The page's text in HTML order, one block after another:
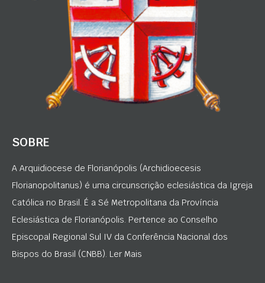
SOBRE
A Arquidiocese de Florianópolis (Archidioecesis
Florianopolitanus) é uma circunscrição eclesiástica da Igreja
Católica no Brasil. É a Sé Metropolitana da Província
Eclesiástica de Florianópolis. Pertence ao Conselho
Episcopal Regional Sul IV da Conferência Nacional dos
Bispos do Brasil (CNBB). Ler Mais